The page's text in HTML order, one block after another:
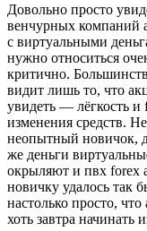
Довольно просто
венчурных компаний
с виртуальными
нужно относиться
критично.
видит лишь то, что
увидеть — лёгкость и
изменения средств.
неопытный новичок,
же деньги
окрыляют и пвх forex
новичку удалось так
настолько просто,
хоть завтра начинать